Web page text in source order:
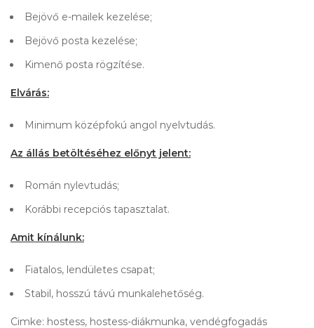
Bejövő e-mailek kezelése;
Bejövő posta kezelése;
Kimenő posta rögzítése.
Elvárás:
Minimum középfokú angol nyelvtudás.
Az állás betöltéséhez előnyt jelent:
Román nylevtudás;
Korábbi recepciós tapasztalat.
Amit kínálunk:
Fiatalos, lendületes csapat;
Stabil, hosszú távú munkalehetőség.
Cimke: hostess, hostess-diákmunka, vendégfogadás